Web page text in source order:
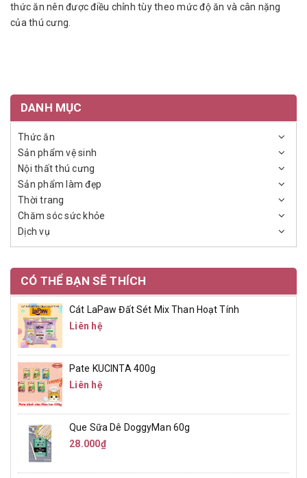
thức ăn nên được điều chỉnh tùy theo mức độ ăn và cân nặng
của thú cưng.
DANH MỤC
Thức ăn
Sản phẩm vệ sinh
Nội thất thú cưng
Sản phẩm làm đẹp
Thời trang
Chăm sóc sức khỏe
Dịch vụ
CÓ THỂ BẠN SẼ THÍCH
Cát LaPaw Đất Sét Mix Than Hoạt Tính
Liên hệ
Pate KUCINTA 400g
Liên hệ
Que Sữa Dê DoggyMan 60g
28.000₫